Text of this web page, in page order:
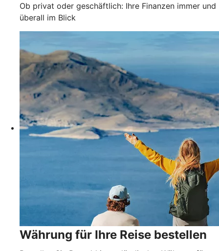
Ob privat oder geschäftlich: Ihre Finanzen immer und
überall im Blick
Währung für Ihre Reise bestellen